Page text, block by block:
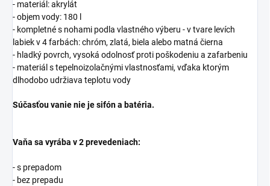
- materiál: akrylát
- objem vody: 180 l
- kompletné s nohami podla vlastného výberu - v tvare levích
labiek v 4 farbách: chróm, zlatá, biela alebo matná čierna
- hladký povrch, vysoká odolnosť proti poškodeniu a zafarbeniu
- materiál s tepelnoizolačnými vlastnosťami, vďaka ktorým
dlhodobo udržiava teplotu vody
Súčasťou vanie nie je sifón a batéria.
Vaňa sa vyrába v 2 prevedeniach:
- s prepadom
- bez prepadu